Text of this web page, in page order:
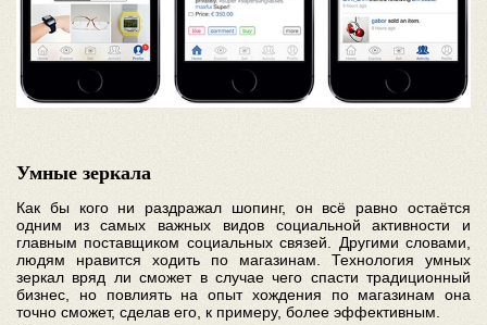
Умные зеркала
Как бы кого ни раздражал шопинг, он всё равно остаётся
одним из самых важных видов социальной активности и
главным поставщиком социальных связей. Другими словами,
людям нравится ходить по магазинам. Технология умных
зеркал вряд ли сможет в случае чего спасти традиционный
бизнес, но повлиять на опыт хождения по магазинам она
точно сможет, сделав его, к примеру, более эффективным.